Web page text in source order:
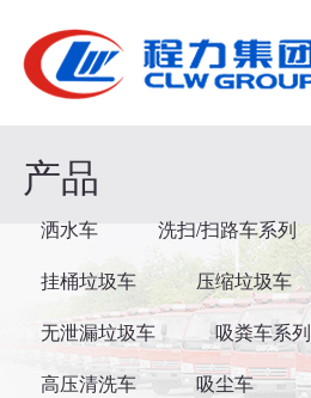
关于我们
企业简介
购车流程
企业文化
服务承诺
联系我们
新闻资讯
企业新闻
技术资料
行业动态
客户案例
产品中心
洒水车
洗扫/扫路车系列
勾臂垃圾车
挂桶垃圾车
压缩垃圾车
餐厨垃圾车
产品
洒水车 洗扫/扫路车系列
挂桶垃圾车
压缩垃圾车
无泄漏垃圾车
吸粪车系列
高压清洗车
吸尘车